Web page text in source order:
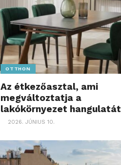
OTTHON
Az étkezőasztal, ami
megváltoztatja a
lakókörnyezet hangulatát
2026. JÚNIUS 10.